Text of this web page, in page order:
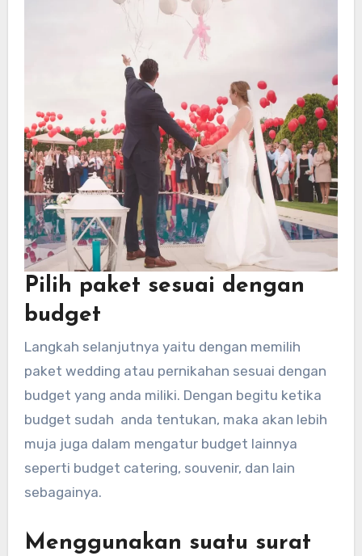
Pilih paket sesuai dengan
budget
Langkah selanjutnya yaitu dengan memilih
paket wedding atau pernikahan sesuai dengan
budget yang anda miliki. Dengan begitu ketika
budget sudah anda tentukan, maka akan lebih
muja juga dalam mengatur budget lainnya
seperti budget catering, souvenir, dan lain
sebagainya.
Menggunakan suatu surat